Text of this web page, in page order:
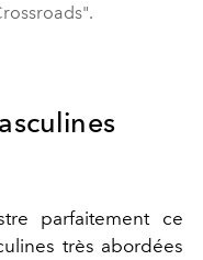
parfaitement ce
très abordées